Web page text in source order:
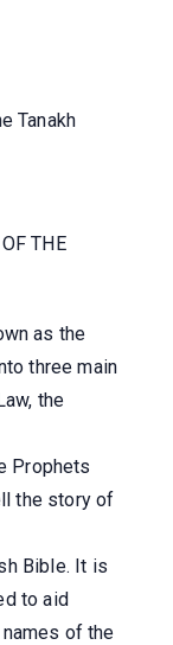
Tanakh
THE
as the
three main
the
Prophets
the story of
Bible. It is
to aid
of the